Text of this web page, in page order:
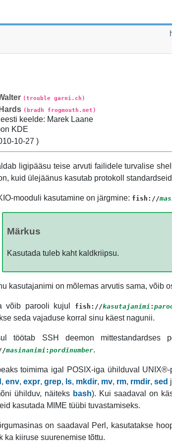
(trouble garni.ch)
Hards (bradh frogmouth.net)
keelde: Marek Laane
KDE
10-27 )
ligipääsu teise arvuti failidele turvalise
kuid ülejäänus kasutab protokoll
mooduli kasutamine on järgmine: fish://
Märkus
Kasutada tuleb kaht kaldkriipsu.
kasutajanimi on mõlemas arvutis sama, võib
võib parooli kujul fish://kasutajanimi :
seda vajaduse korral sinu käest nagunii.
töötab SSH deemon
masinanimi : pordinumber.
toimima igal POSIX-iga ühilduval UNIX®-
, env, expr, grep, ls, mkdir, mv, rm, rmdir, sed
ühilduv, näiteks bash). Kui saadaval on
kasutada MIME tüübi tuvastamiseks.
on saadaval Perl , kasutatakse
ka kiiruse suurenemise tõttu.